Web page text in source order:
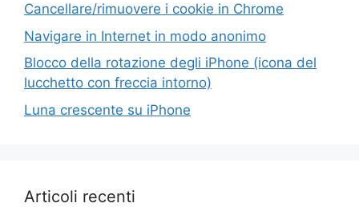
Cancellare/rimuovere i cookie in Chrome
Navigare in Internet in modo anonimo
Blocco della rotazione degli iPhone (icona del
lucchetto con freccia intorno)
Luna crescente su iPhone
Articoli recenti